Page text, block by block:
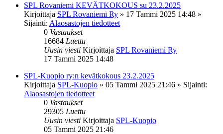
SPL Rovaniemi KEVÄTKOKOUS su 23.2.2025
Kirjoittaja SPL Rovaniemi Ry » 17 Tammi 2025 14:48 »
Sijainti: Alaosastojen tiedotteet
0 Vastaukset
16684 Luettu
Uusin viesti Kirjoittaja SPL Rovaniemi Ry
17 Tammi 2025 14:48
SPL-Kuopio ry:n kevätkokous 23.2.2025
Kirjoittaja SPL-Kuopio » 05 Tammi 2025 21:46 » Sijainti:
Alaosastojen tiedotteet
0 Vastaukset
29305 Luettu
Uusin viesti Kirjoittaja SPL-Kuopio
05 Tammi 2025 21:46